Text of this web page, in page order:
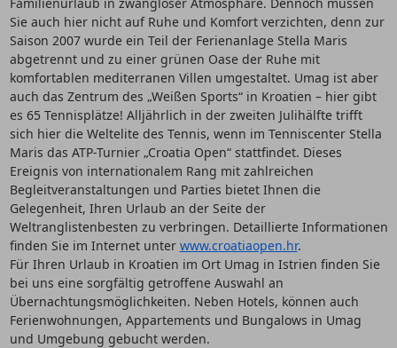
Sie auch hier nicht auf Ruhe und Komfort verzichten, denn zur
Saison 2007 wurde ein Teil der Ferienanlage Stella Maris
abgetrennt und zu einer grünen Oase der Ruhe mit
komfortablen mediterranen Villen umgestaltet. Umag ist aber
auch das Zentrum des „Weißen Sports“ in Kroatien – hier gibt
es 65 Tennisplätze! Alljährlich in der zweiten Julihälfte trifft
sich hier die Weltelite des Tennis, wenn im Tenniscenter Stella
Maris das ATP-Turnier „Croatia Open“ stattfindet. Dieses
Ereignis von internationalem Rang mit zahlreichen
Begleitveranstaltungen und Parties bietet Ihnen die
Gelegenheit, Ihren Urlaub an der Seite der
Weltranglistenbesten zu verbringen. Detaillierte Informationen
finden Sie im Internet unter www.croatiaopen.hr.
Für Ihren Urlaub in Kroatien im Ort Umag in Istrien finden Sie
bei uns eine sorgfältig getroffene Auswahl an
Übernachtungsmöglichkeiten. Neben Hotels, können auch
Ferienwohnungen, Appartements und Bungalows in Umag
und Umgebung gebucht werden.